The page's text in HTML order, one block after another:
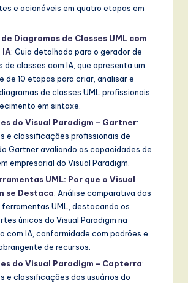
e acionáveis em quatro etapas em
Diagramas de Classes UML com
IA: Guia detalhado para o gerador de
de classes com IA, que apresenta um
de 10 etapas para criar, analisar e
de classes UML profissionais
em sintaxe.
do Visual Paradigm – Gartner:
e classificações profissionais de
Gartner avaliando as capacidades de
empresarial do Visual Paradigm.
UML: Por que o Visual
se Destaca: Análise comparativa das
UML, destacando os
únicos do Visual Paradigm na
com IA, conformidade com padrões e
de recursos.
do Visual Paradigm – Capterra:
e classificações dos usuários do